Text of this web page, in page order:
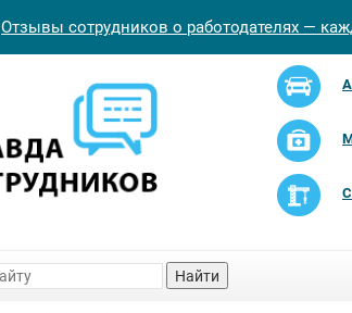
Отзывы сотрудников о работодателях —
Найти